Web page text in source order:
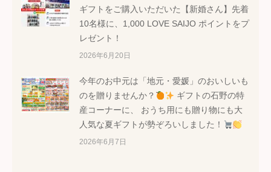
ギフトをご購入いただいた【新婚さん】先着
10名様に、1,000 LOVE SAIJO ポイントをプ
レゼント！
2026年6月20日
今年のお中元は「地元・愛媛」のおいしいも
のを贈りませんか？
ギフトの石野の特
産コーナーに、 おうち用にも贈り物にも大
人気な夏ギフトが勢ぞろいしました！
2026年6月7日